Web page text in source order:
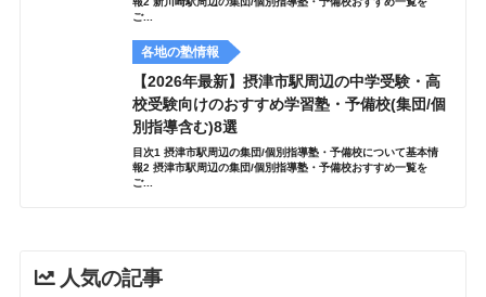
ご...
各地の塾情報
【2026年最新】摂津市駅周辺の中学受験・高
校受験向けのおすすめ学習塾・予備校(集団/個
別指導含む)8選
目次1 摂津市駅周辺の集団/個別指導塾・予備校について基本情
報2 摂津市駅周辺の集団/個別指導塾・予備校おすすめ一覧を
ご...
人気の記事